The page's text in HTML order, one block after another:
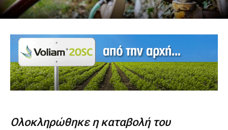
Ολοκληρώθηκε η καταβολή του